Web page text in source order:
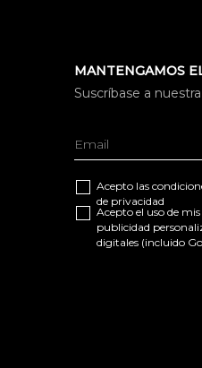
MANTENGAMOS
Suscríbase a
Acepto las
de privacidad
Acepto el uso de
publicidad
digitales (incluido